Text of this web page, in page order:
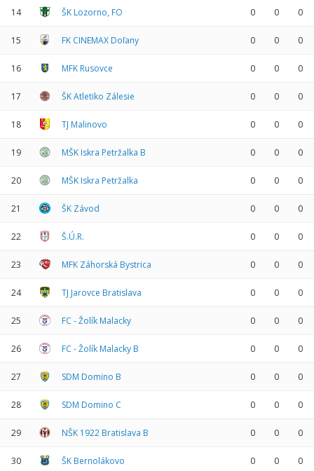
14 ŠK Lozorno, FO 0 0 0
15 FK CINEMAX Doľany 0 0 0
16 MFK Rusovce 0 0 0
17 ŠK Atletiko Zálesie 0 0 0
18 TJ Malinovo 0 0 0
19 MŠK Iskra Petržalka B 0 0 0
20 MŠK Iskra Petržalka 0 0 0
21 ŠK Závod 0 0 0
22 Š.Ú.R. 0 0 0
23 MFK Záhorská Bystrica 0 0 0
24 TJ Jarovce Bratislava 0 0 0
25 FC - Žolík Malacky 0 0 0
26 FC - Žolík Malacky B 0 0 0
27 SDM Domino B 0 0 0
28 SDM Domino C 0 0 0
29 NŠK 1922 Bratislava B 0 0 0
30 ŠK Bernolákovo 0 0 0